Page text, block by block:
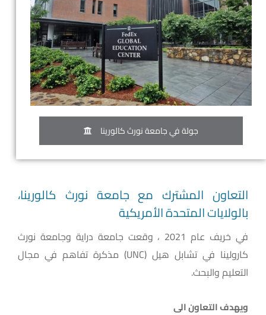
جولة في جامعة نورث كالورينا
التعاون المشترك مع جامعة نورث كالورينا،
بالولايات المتحدة الأمريكية
في خريف عام 2021 ، وقعت جامعة دراية وجامعة نورث
كارولينا في تشابل هيل (UNC) مذكرة تفاهم في مجال
التعليم والبحث.
ويهدف التعاون الى